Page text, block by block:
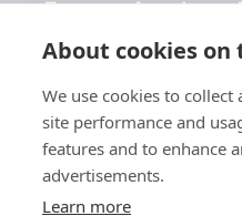
About cookies on
We use cookies to
site performance and
features and to enhance
advertisements.
Learn more